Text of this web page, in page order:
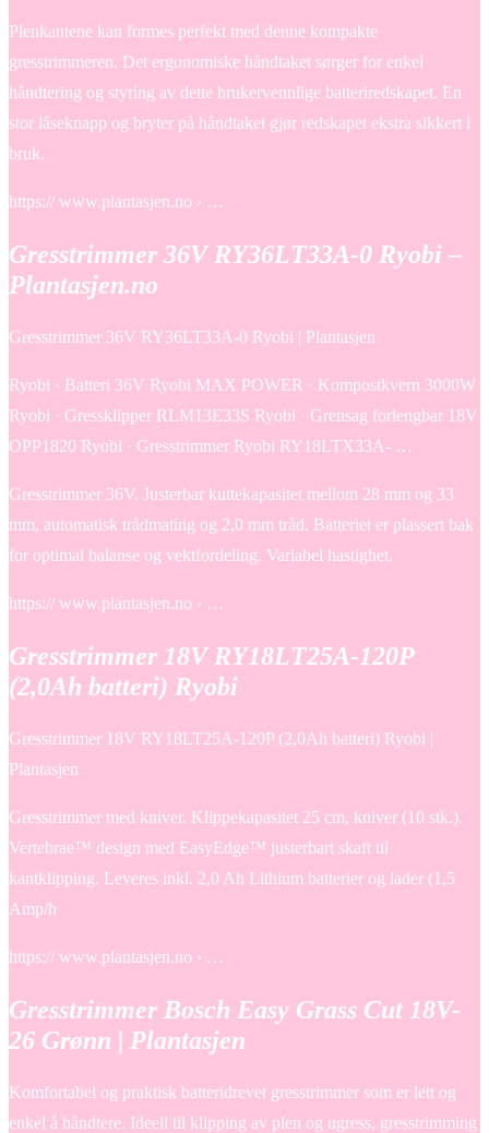
Plenkantene kan formes perfekt med denne kompakte
gresstrimmeren. Det ergonomiske håndtaket sørger for enkel
håndtering og styring av dette brukervennlige batteriredskapet. En
stor låseknapp og bryter på håndtaket gjør redskapet ekstra sikkert i
bruk.
https:// www.plantasjen.no › …
Gresstrimmer 36V RY36LT33A-0 Ryobi –
Plantasjen.no
Gresstrimmer 36V RY36LT33A-0 Ryobi | Plantasjen
Ryobi · Batteri 36V Ryobi MAX POWER · Kompostkvern 3000W
Ryobi · Gressklipper RLM13E33S Ryobi · Grensag forlengbar 18V
OPP1820 Ryobi · Gresstrimmer Ryobi RY18LTX33A- …
Gresstrimmer 36V. Justerbar kuttekapasitet mellom 28 mm og 33
mm, automatisk trådmating og 2,0 mm tråd. Batteriet er plassert bak
for optimal balanse og vektfordeling. Variabel hastighet.
https:// www.plantasjen.no › …
Gresstrimmer 18V RY18LT25A-120P
(2,0Ah batteri) Ryobi
Gresstrimmer 18V RY18LT25A-120P (2,0Ah batteri) Ryobi |
Plantasjen
Gresstrimmer med kniver. Klippekapasitet 25 cm, kniver (10 stk.).
Vertebrae™ design med EasyEdge™ justerbart skaft til
kantklipping. Leveres inkl. 2,0 Ah Lithium batterier og lader (1,5
Amp/h
https:// www.plantasjen.no › …
Gresstrimmer Bosch Easy Grass Cut 18V-
26 Grønn | Plantasjen
Komfortabel og praktisk batteridrevet gresstrimmer som er lett og
enkel å håndtere. Ideell til klipping av plen og ugress, gresstrimming